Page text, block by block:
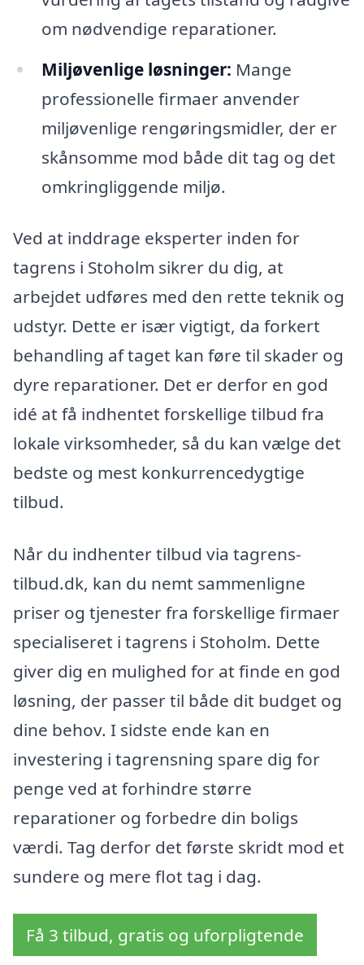
om nødvendige reparationer.
Miljøvenlige løsninger: Mange
professionelle firmaer anvender
miljøvenlige rengøringsmidler, der er
skånsomme mod både dit tag og det
omkringliggende miljø.
Ved at inddrage eksperter inden for
tagrens i Stoholm sikrer du dig, at
arbejdet udføres med den rette teknik og
udstyr. Dette er især vigtigt, da forkert
behandling af taget kan føre til skader og
dyre reparationer. Det er derfor en god
idé at få indhentet forskellige tilbud fra
lokale virksomheder, så du kan vælge det
bedste og mest konkurrencedygtige
tilbud.
Når du indhenter tilbud via tagrens-
tilbud.dk, kan du nemt sammenligne
priser og tjenester fra forskellige firmaer
specialiseret i tagrens i Stoholm. Dette
giver dig en mulighed for at finde en god
løsning, der passer til både dit budget og
dine behov. I sidste ende kan en
investering i tagrensning spare dig for
penge ved at forhindre større
reparationer og forbedre din boligs
værdi. Tag derfor det første skridt mod et
sundere og mere flot tag i dag.
Få 3 tilbud, gratis og uforpligtende